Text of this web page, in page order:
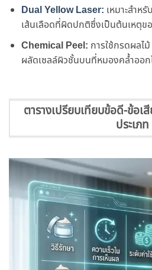
Dual Yellow Laser: เหมาะสำห
เส้นเลือดที่ผิดปกติซึ่งเป็นต้นเหตุข
Chemical Peel: การใช้กรดผลไ
ผลัดเซลล์ผิวชั้นบนที่หมองคล้ำออก
ตารางเปรียบเทียบข้อดี-ข้อเ
ประเภท